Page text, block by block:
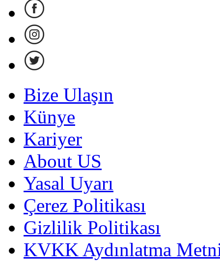
Bize Ulaşın
Künye
Kariyer
About US
Yasal Uyarı
Çerez Politikası
Gizlilik Politikası
KVKK Aydınlatma